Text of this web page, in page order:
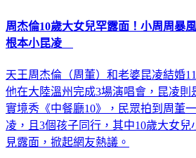
周杰倫10歲大女兒罕露面！小周周暴
根本小昆凌
天王周杰倫（周董）和老婆昆凌結婚
他在大陸溫州完成3場演唱會，昆凌則
實境秀《中餐廳10》，民眾拍到周董
凌，且3個孩子同行，其中10歲大女兒
見露面，掀起網友熱議。